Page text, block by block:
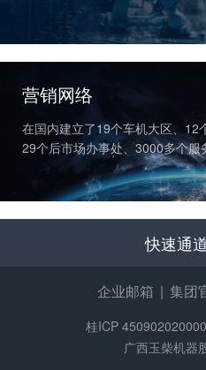
24小时售后服务热线：
+86 95098
半径最小、三包里程最长、响应
营销网络
在国内建立了19个车机大区、12
29个后市场办事处、3000多个
点；在海外设立13个办事处、
点，实现全球联保。
快速通
企业邮箱 | 集团
桂ICP
广西玉柴机器